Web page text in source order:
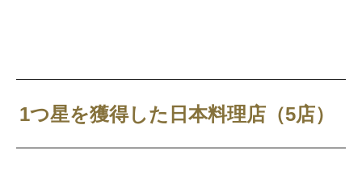
1つ星を獲得した日本料理店（5店）